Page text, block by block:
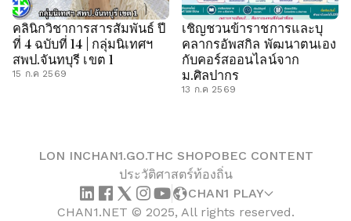
คลินิกวิชาการสารสัมพันธ์ ปี
ที่ 4 ฉบับที่ 14 | กลุ่มนิเทศฯ
สพป.จันทบุรี เขต 1
15 ก.ค 2569
เชิญชวนข้าราชการและบุ
คลากรอัพสกิล พัฒนาตนเอง
กับคอร์สออนไลน์จาก
ม.ศิลปากร
13 ก.ค 2569
LON INCHAN1.GO.THC SHOPOBEC CONTENT
ประวัติศาสตร์ท้องถิ่น
CHAN1 PLAY
CHAN1.NET © 2025, All rights reserved.